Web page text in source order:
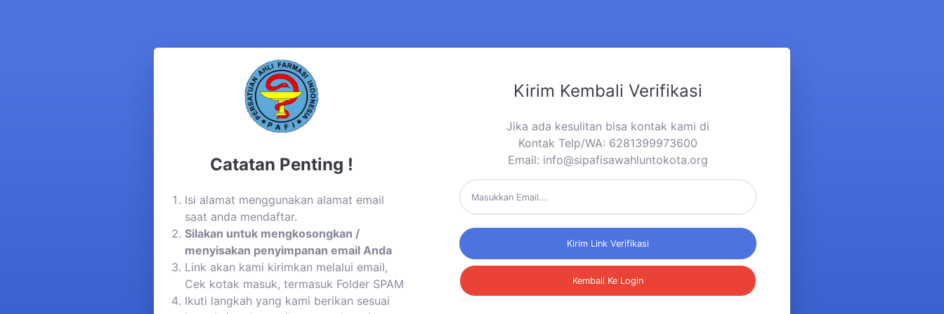
Catatan Penting !
Isi alamat menggunakan alamat email
saat anda mendaftar.
Silakan untuk mengkosongkan /
menyisakan penyimpanan email Anda
Link akan kami kirimkan melalui email,
Cek kotak masuk, termasuk Folder SPAM
Ikuti langkah yang kami berikan sesuai
Kirim Kembali Verifikasi
Jika ada kesulitan bisa kontak kami di
Kontak Telp/WA: 6281399973600
Email: info@sipafisawahluntokota.org
Kirim Link Verifikasi
Kembali Ke Login